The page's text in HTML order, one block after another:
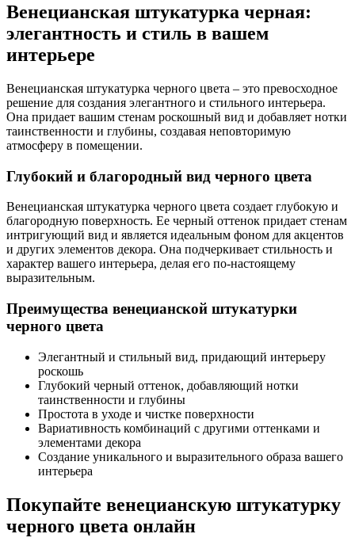
Венецианская штукатурка черная:
элегантность и стиль в вашем
интерьере
Венецианская штукатурка черного цвета – это превосходное
решение для создания элегантного и стильного интерьера.
Она придает вашим стенам роскошный вид и добавляет нотки
таинственности и глубины, создавая неповторимую
атмосферу в помещении.
Глубокий и благородный вид черного цвета
Венецианская штукатурка черного цвета создает глубокую и
благородную поверхность. Ее черный оттенок придает стенам
интригующий вид и является идеальным фоном для акцентов
и других элементов декора. Она подчеркивает стильность и
характер вашего интерьера, делая его по-настоящему
выразительным.
Преимущества венецианской штукатурки
черного цвета
Элегантный и стильный вид, придающий интерьеру
роскошь
Глубокий черный оттенок, добавляющий нотки
таинственности и глубины
Простота в уходе и чистке поверхности
Вариативность комбинаций с другими оттенками и
элементами декора
Создание уникального и выразительного образа вашего
интерьера
Покупайте венецианскую штукатурку
черного цвета онлайн